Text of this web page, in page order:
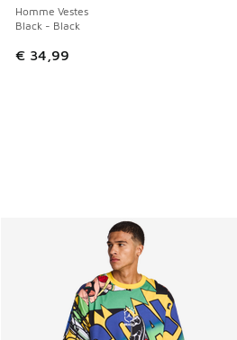
Homme Vestes
Black - Black
€ 34,99